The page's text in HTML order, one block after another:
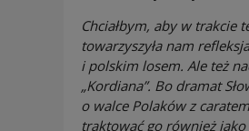
Chciałbym, aby w trakcie
towarzyszyła nam
i polskim losem. Ale też
„Kordiana”. Bo dramat
o walce Polaków z
traktować go również